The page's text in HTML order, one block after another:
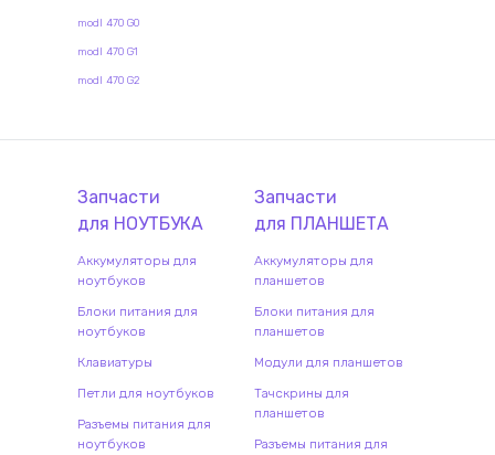
modl 470 G0
modl 470 G1
modl 470 G2
Запчасти
для НОУТБУКА
Аккумуляторы для
ноутбуков
Блоки питания для
ноутбуков
Клавиатуры
Петли для ноутбуков
Разъемы питания для
ноутбуков
Запчасти
для ПЛАНШЕТА
Аккумуляторы для
планшетов
Блоки питания для
планшетов
Модули для планшетов
Тачскрины для
планшетов
Разъемы питания для